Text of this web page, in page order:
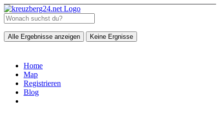
Alle Ergebnisse anzeigen Keine Ergnisse
Home
Map
Registrieren
Blog